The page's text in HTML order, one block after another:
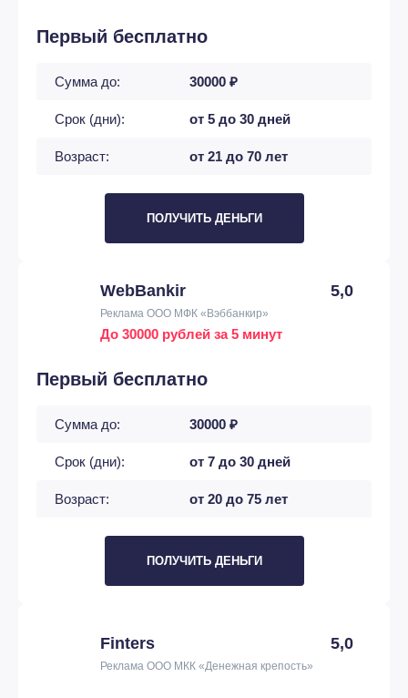
Первый бесплатно
Сумма до: 30000 ₽
Срок (дни): от 5 до 30 дней
Возраст: от 21 до 70 лет
ПОЛУЧИТЬ ДЕНЬГИ
WebBankir 5,0
Реклама ООО МФК «Вэббанкир»
До 30000 рублей за 5 минут
Первый бесплатно
Сумма до: 30000 ₽
Срок (дни): от 7 до 30 дней
Возраст: от 20 до 75 лет
ПОЛУЧИТЬ ДЕНЬГИ
Finters 5,0
Реклама ООО МКК «Денежная крепость»